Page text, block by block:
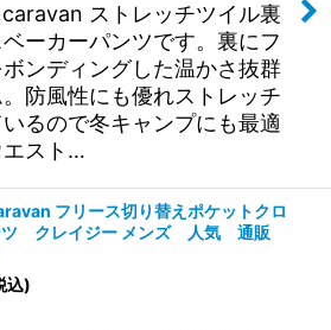
ストレッチツイル裏
ーカーパンツです。裏にフ
ボンディングした温かさ抜群
防風性にも優れストレッチ
るので冬キャンプにも最適
エスト…
フリース切り替えポケットクロ
ツ クレイジー メンズ 人気 通販
込)